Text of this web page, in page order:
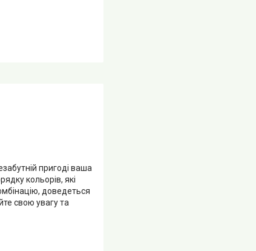
пригоді ваша
кольорів, які
доведеться
свою увагу та